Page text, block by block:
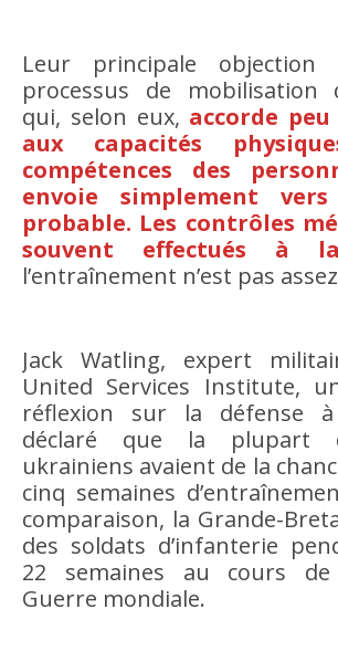
Leur principale objection
processus de mobilisation
qui, selon eux, accorde
aux capacités
compétences des
envoie simplement
probable. Les contrôles
souvent effectués à
l’entraînement n’est pas
Jack Watling, expert
United Services Institute,
réflexion sur la défense
déclaré que la plupart
ukrainiens avaient de la
cinq semaines
comparaison, la Grande-
des soldats d’infanterie
22 semaines au cours de
Guerre mondiale.